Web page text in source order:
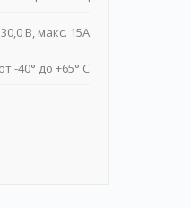
В, макс. 15А
от -40° до +65° C